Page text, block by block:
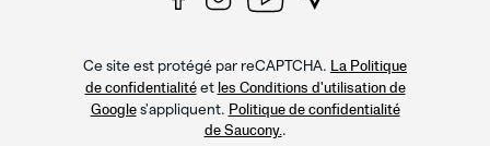
Ce site est protégé par reCAPTCHA. La Politique
de confidentialitéet les Conditions d'utilisation de
Googles'appliquent. Politique de confidentialité
de Saucony..